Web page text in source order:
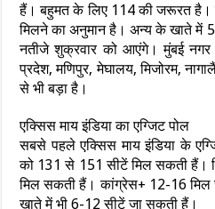
हैं। बहुमत के लिए 114 की जरूरत है।
मिलने का अनुमान है। अन्य के खाते में
नतीजे शुक्रवार को आएंगे। मुंबई
प्रदेश, मणिपुर, मेघालय, मिजोरम,
से भी बड़ा है।
एक्सिस माय इंडिया का एग्जिट पोल
सबसे पहले एक्सिस माय इंडिया के
को 131 से 151 सीटें मिल सकती हैं।
मिल सकती हैं। कांग्रेस+ 12-16
खाते में भी 6-12 सीटें जा सकती हैं।